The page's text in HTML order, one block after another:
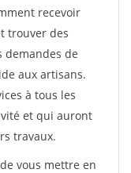
recevoir
trouver des
demandes de
aux artisans.
à tous les
et qui auront
travaux.
vous mettre en